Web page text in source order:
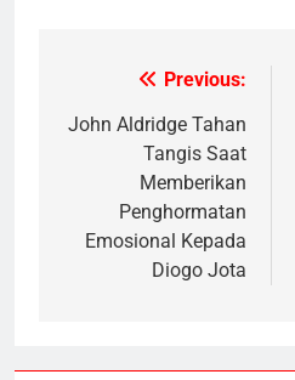
navigation
Previous:
John Aldridge Tahan
Tangis Saat
Memberikan
Penghormatan
Emosional Kepada
Diogo Jota